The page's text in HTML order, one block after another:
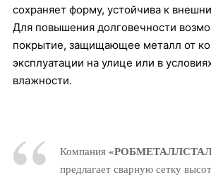
сохраняет форму, устойчива к
Для повышения долговечности
покрытие, защищающее металл от
эксплуатации на улице или в
влажности.
Компания
предлагает сварную сетку